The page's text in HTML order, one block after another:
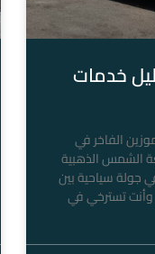
خدمات
الفاخر في
الشمس الذهبية
جولة سياحية بين
وأنت تسترخي في